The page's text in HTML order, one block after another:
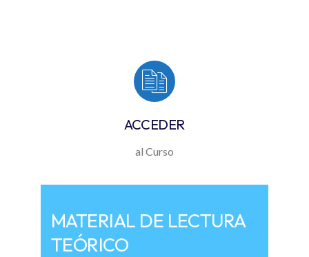
ACCEDER
al Curso
MATERIAL DE LECTURA
TEÓRICO